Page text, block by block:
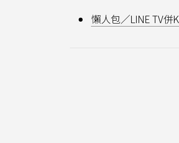
懶人包／LINE TV